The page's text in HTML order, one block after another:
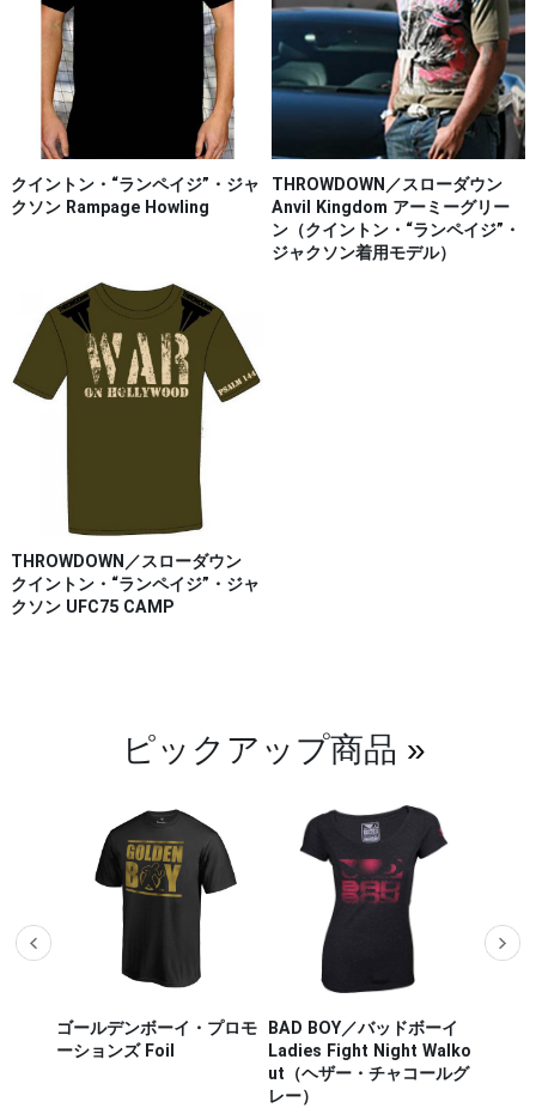
クイントン・“ランペイジ”・ジャ
クソン Rampage Howling
THROWDOWN／スローダウン
Anvil Kingdom アーミーグリー
ン（クイントン・“ランペイジ”・
ジャクソン着用モデル）
THROWDOWN／スローダウン
クイントン・“ランペイジ”・ジャ
クソン UFC75 CAMP
ピックアップ商品 »
ゴールデンボーイ・プロモ
ーションズ Foil
BAD BOY／バッドボーイ
Ladies Fight Night Walko
ut（ヘザー・チャコールグ
レー）